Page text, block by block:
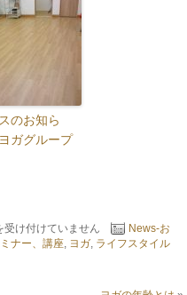
のお知ら
ガグループ
受け付けていません
News-お
ナー、講座, ヨガ, ライフスタイル